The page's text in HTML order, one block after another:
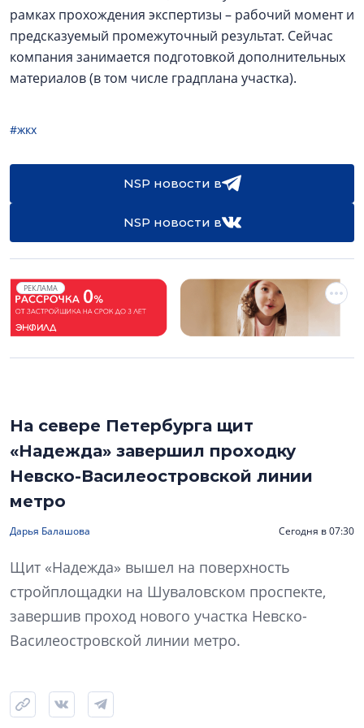
рамках прохождения экспертизы – рабочий момент и
предсказуемый промежуточный результат. Сейчас
компания занимается подготовкой дополнительных
материалов (в том числе градплана участка).
#жкх
NSP новости в
NSP новости в
РЕКЛАМА
На севере Петербурга щит
«Надежда» завершил проходку
Невско-Василеостровской линии
метро
Дарья Балашова Сегодня в 07:30
Щит «Надежда» вышел на поверхность
стройплощадки на Шуваловском проспекте,
завершив проход нового участка Невско-
Василеостровской линии метро.